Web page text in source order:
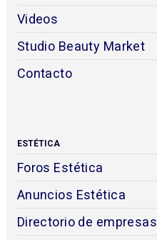
Videos
Studio Beauty Market
Contacto
ESTÉTICA
Foros Estética
Anuncios Estética
Directorio de empresas